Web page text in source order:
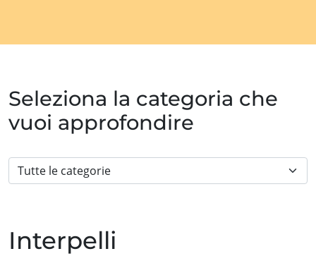
Seleziona la categoria che
vuoi approfondire
Interpelli